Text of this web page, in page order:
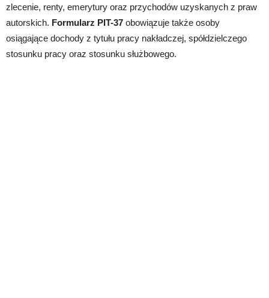
zlecenie, renty, emerytury oraz przychodów uzyskanych z praw
autorskich. Formularz PIT-37 obowiązuje także osoby
osiągające dochody z tytułu pracy nakładczej, spółdzielczego
stosunku pracy oraz stosunku służbowego.